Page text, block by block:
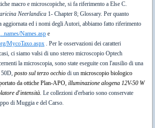
macro e microscopiche, si fa riferimento a Else C.
Neerlandica 1- Chapter 8; Glossary. Per quanto
aggiornata ed i nomi degli Autori, abbiamo fatto riferimento
Names.asp e
MycoTaxo.aspx . Per le osservazioni dei caratteri
ci siamo valsi di uno stereo microscopio Optech
la microscopia, sono state eseguite con l'ausilio di una
50D, posto sul terzo occhio di un microscopio biologico
da ottiche Plan-APO, illuminazione alogena 12V-50 W
d'intensità. Le collezioni d'erbario sono conservate
di Muggia e del Carso.